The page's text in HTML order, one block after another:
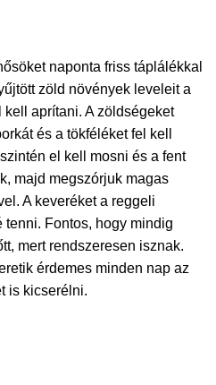
naponta friss táplálékkal
zöld növények leveleit a
aprítani. A zöldségeket
és a tökféléket fel kell
el kell mosni és a fent
majd megszórjuk magas
A keveréket a reggeli
Fontos, hogy mindig
mert rendszeresen isznak.
érdemes minden nap az
is kicserélni.